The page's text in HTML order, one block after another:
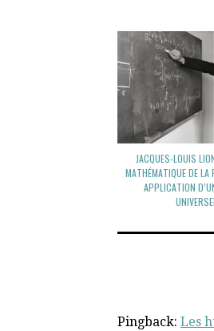
JACQUES-LOUIS
MATHÉMATIQUE DE LA
APPLICATION
Pingback: Les